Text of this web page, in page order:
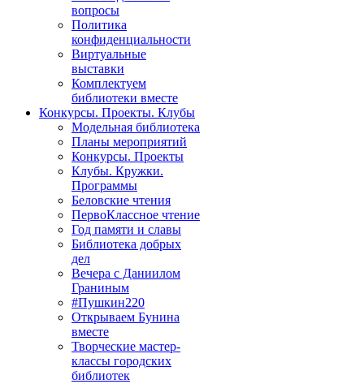
вопросы
Политика
конфиденциальности
Виртуальные
выставки
Комплектуем
библиотеки вместе
Конкурсы. Проекты. Клубы
Модельная библиотека
Планы мероприятий
Конкурсы. Проекты
Клубы. Кружки.
Программы
Беловские чтения
ПервоКлассное чтение
Год памяти и славы
Библиотека добрых
дел
Вечера с Даниилом
Граниным
#Пушкин220
Открываем Бунина
вместе
Творческие мастер-
классы городских
библиотек